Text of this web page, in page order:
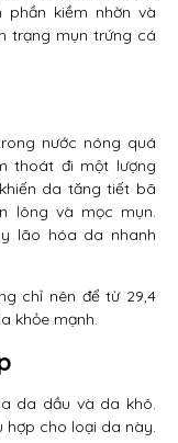
kiềm nhờn và
trạng mụn trứng cá
nước nóng quá
thoát đi một lượng
da tăng tiết bã
lông và mọc mụn.
lão hóa da nhanh
chỉ nên để từ 29,4
khỏe mạnh.
da dầu và da khô.
hợp cho loại da này.